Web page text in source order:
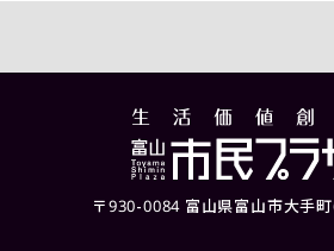
〒930-0084 富山県富山市大手